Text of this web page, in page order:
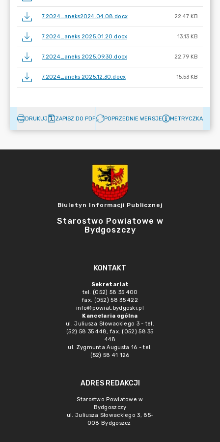
7.2024_aneks2024.04.08.docx 22.47 KB
7.2024_aneks 2025.01.20.docx 13.13 KB
7.2024_aneks 2025.09.30.docx 22.79 KB
7.2024_aneks 2025.12.30.docx 15.53 KB
DRUKUJ ZAPISZ DO PDF POPRZEDNIE WERSJE METRYCZKA
Biuletyn Informacji Publicznej
Starostwo Powiatowe w
Bydgoszczy
KONTAKT
Sekretariat
tel. (052) 58 35 400
fax. (052) 58 35 422
info@powiat.bydgoski.pl
Kancelaria ogólna
ul. Juliusza Słowackiego 3 - tel.
(52) 58 35 448, fax. (052) 58 35
448
ul. Zygmunta Augusta 16 - tel.
(52) 58 41 126
ADRES REDAKCJI
Starostwo Powiatowe w
Bydgoszczy
ul. Juliusza Słowackiego 3, 85-
008 Bydgoszcz